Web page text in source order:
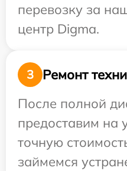
перевозку за
центр Digma.
3
Ремонт
После полной
предоставим на
точную
займемся